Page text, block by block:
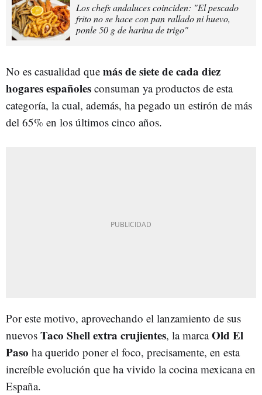
Los chefs andaluces coinciden: "El pescado
frito no se hace con pan rallado ni huevo,
ponle 50 g de harina de trigo"
No es casualidad que más de siete de cada diez
hogares españoles consuman ya productos de esta
categoría, la cual, además, ha pegado un estirón de más
del 65% en los últimos cinco años.
Por este motivo, aprovechando el lanzamiento de sus
nuevos Taco Shell extra crujientes, la marcaOld El
Paso ha querido poner el foco, precisamente, en esta
increíble evolución que ha vivido la cocina mexicana en
España.